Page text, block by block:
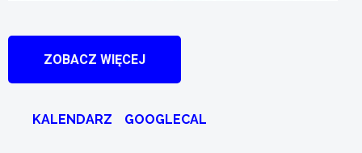
ZOBACZ WIĘCEJ
KALENDARZ GOOGLECAL